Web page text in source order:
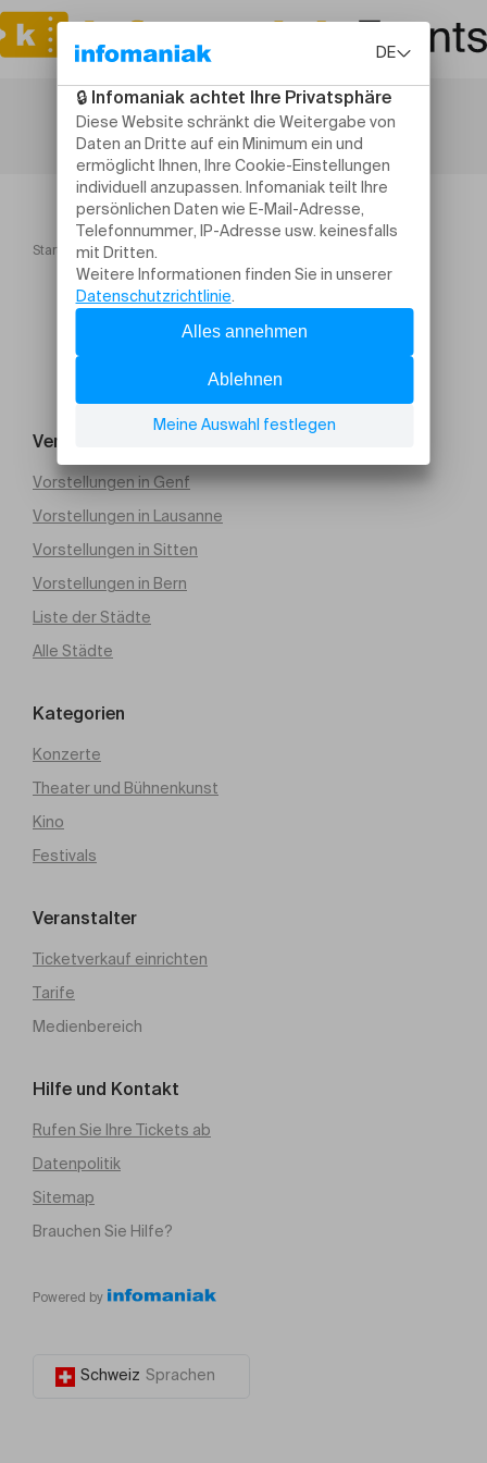
Startseite An Inner Journey Subscriber Premiere
Veranstaltung suchen
Vorstellungen in Genf
Vorstellungen in Lausanne
Vorstellungen in Sitten
Vorstellungen in Bern
Liste der Städte
Alle Städte
Kategorien
Konzerte
Theater und Bühnenkunst
Kino
Festivals
Veranstalter
Ticketverkauf einrichten
Tarife
Medienbereich
Hilfe und Kontakt
Rufen Sie Ihre Tickets ab
Datenpolitik
Sitemap
Brauchen Sie Hilfe?
Powered by
Schweiz Sprachen